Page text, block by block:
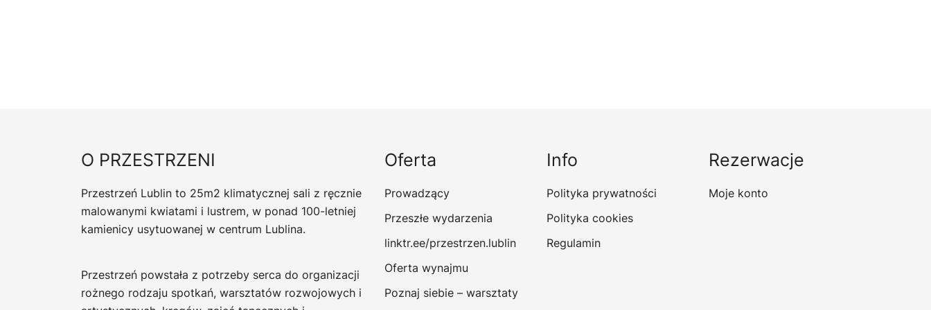
O PRZESTRZENI
Przestrzeń Lublin to 25m2 klimatycznej sali z ręcznie
malowanymi kwiatami i lustrem, w ponad 100-letniej
kamienicy usytuowanej w centrum Lublina.
Przestrzeń powstała z potrzeby serca do organizacji
rożnego rodzaju spotkań, warsztatów rozwojowych i
Oferta
Prowadzący
Przeszłe wydarzenia
linktr.ee/przestrzen.lublin
Oferta wynajmu
Poznaj siebie – warsztaty
Info
Polityka prywatności
Polityka cookies
Regulamin
Rezerwacje
Moje konto